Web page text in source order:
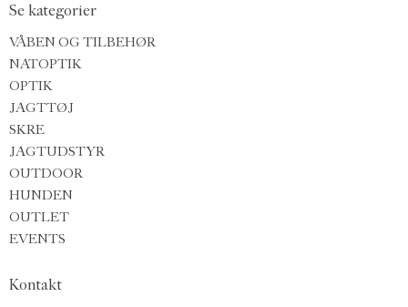
Se kategorier
VÅBEN OG TILBEHØR
NATOPTIK
OPTIK
JAGTTØJ
SKRE
JAGTUDSTYR
OUTDOOR
HUNDEN
OUTLET
EVENTS
Kontakt